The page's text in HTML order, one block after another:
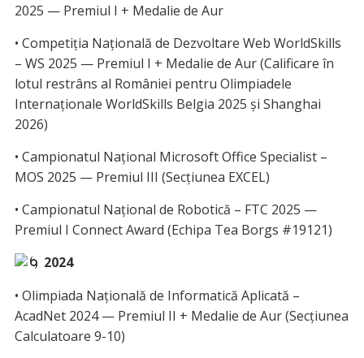
2025 — Premiul I + Medalie de Aur
• Competiția Națională de Dezvoltare Web WorldSkills
– WS 2025 — Premiul I + Medalie de Aur (Calificare în
lotul restrâns al României pentru Olimpiadele
Internaționale WorldSkills Belgia 2025 și Shanghai
2026)
• Campionatul Național Microsoft Office Specialist –
MOS 2025 — Premiul III (Secțiunea EXCEL)
• Campionatul Național de Robotică – FTC 2025 —
Premiul I Connect Award (Echipa Tea Borgs #19121)
2024
• Olimpiada Națională de Informatică Aplicată –
AcadNet 2024 — Premiul II + Medalie de Aur (Secțiunea
Calculatoare 9-10)